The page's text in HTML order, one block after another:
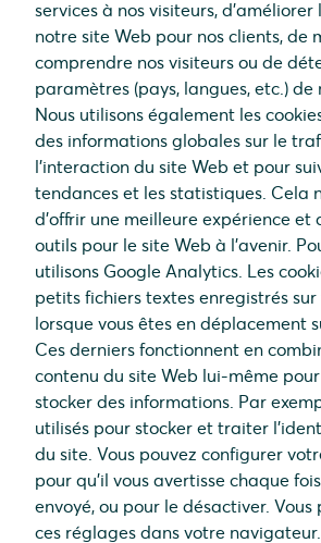
services à nos visiteurs, d’améliorer
notre site Web pour nos clients, de
comprendre nos visiteurs ou de
paramètres (pays, langues, etc.) de
Nous utilisons également les
des informations globales sur le
l’interaction du site Web et pour
tendances et les statistiques. Cela
d’offrir une meilleure expérience et
outils pour le site Web à l’avenir.
utilisons Google Analytics. Les
petits fichiers textes enregistrés
lorsque vous êtes en déplacement
Ces derniers fonctionnent en
contenu du site Web lui-même
stocker des informations. Par
utilisés pour stocker et traiter
du site. Vous pouvez configurer
pour qu’il vous avertisse chaque
envoyé, ou pour le désactiver.
ces réglages dans votre